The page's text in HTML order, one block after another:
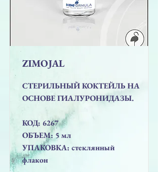
ZIMOJAL
СТЕРИЛЬНЫЙ КОКТЕЙЛЬ НА
ОСНОВЕ ГИАЛУРОНИДАЗЫ.
КОД: 6267
ОБЪЕМ: 5 мл
УПАКОВКА: стеклянный
флакон